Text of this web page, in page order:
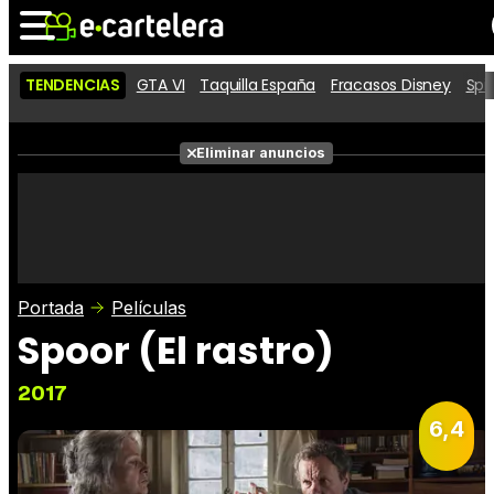
Noticias Cartelera
Películas
Críticas
TENDENCIAS GTA VI Taquilla España Fracasos Disney
Eliminar anuncios
Portada Películas
Spoor (El rastro)
2017
6,4